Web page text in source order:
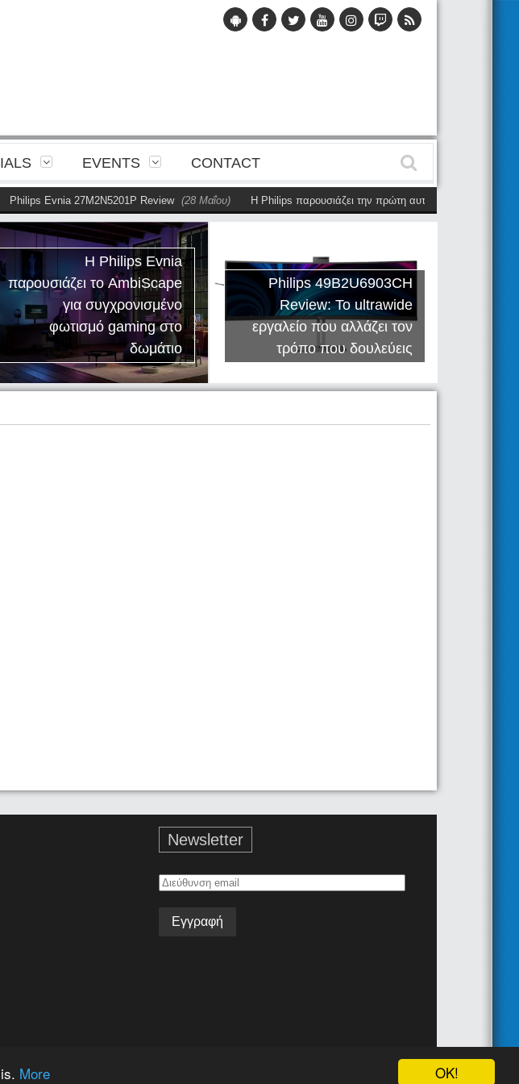
OK!
More
EVENTS CONTACT
Philips Evnia 27M2N5201P Review (28 Μαΐου) Η Philips παρουσιάζει την πρώτη αυτόνομη dual-sided
Η Philips Evnia
παρουσιάζει το AmbiScape
για συγχρονισμένο
φωτισμό gaming στο
δωμάτιο
Philips 49B2U6903CH
Review: Το ultrawide
εργαλείο που αλλάζει τον
τρόπο που δουλεύεις
Newsletter
Διεύθυνση
Join the team!